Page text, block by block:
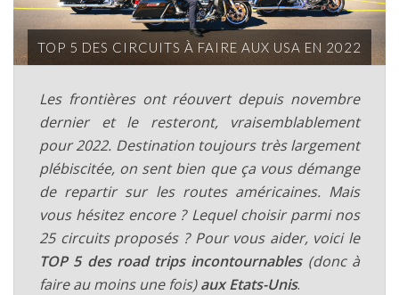
TOP 5 DES CIRCUITS À FAIRE AUX USA EN 2022
Les frontières ont réouvert depuis novembre
dernier et le resteront, vraisemblablement
pour 2022. Destination toujours très largement
plébiscitée, on sent bien que ça vous démange
de repartir sur les routes américaines. Mais
vous hésitez encore ? Lequel choisir parmi nos
25 circuits proposés ? Pour vous aider, voici le
TOP 5 des road trips incontournables (donc à
faire au moins une fois)aux Etats-Unis.